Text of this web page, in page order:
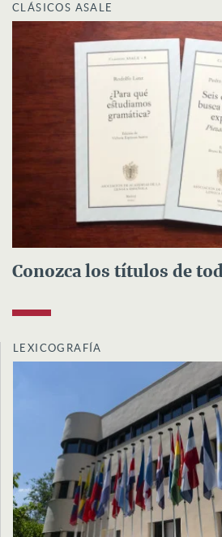
CLÁSICOS ASALE
Conozca los títulos de
LEXICOGRAFÍA